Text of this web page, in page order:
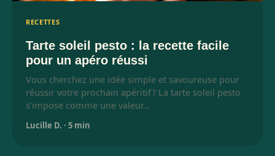
RECETTES
Tarte soleil pesto : la recette facile
pour un apéro réussi
Vous cherchez une idée simple et savoureuse pour
réussir votre prochain apéritif ? La tarte soleil pesto
s’impose comme une valeur…
Lucille D. · 5 min